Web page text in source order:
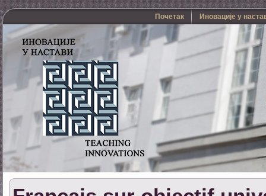
Почетак Иновације у